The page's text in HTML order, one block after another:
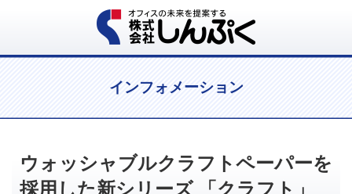
インフォメーション
ウォッシャブルクラフトペーパーを
採用した新シリーズ 「クラフト」